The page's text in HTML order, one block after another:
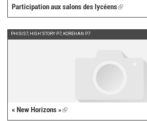
Participation aux salons des lycéens(link
PHISIS7, HIGH’STORY P7, KOREHAN P7
« New Horizons »(link